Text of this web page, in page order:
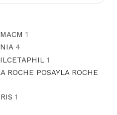
ACM 1
4
CETAPHIL 1
ROCHE POSAYLA ROCHE
1